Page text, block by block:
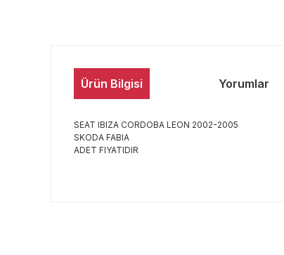
Ürün Bilgisi Yorumlar
SEAT IBIZA CORDOBA LEON 2002-2005
SKODA FABIA
ADET FIYATIDIR